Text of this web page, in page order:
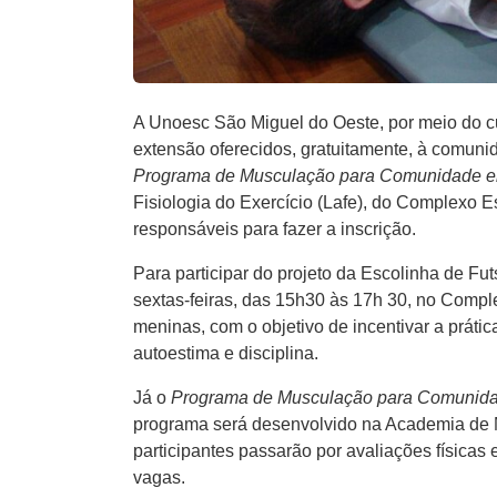
A Unoesc São Miguel do Oeste, por meio do
extensão oferecidos, gratuitamente, à
Programa de Musculação para Comunidade
Fisiologia do Exercício (Lafe), do Complexo
responsáveis para fazer a inscrição.
Para participar do projeto da Escolinha de
sextas-feiras, das 15h30 às 17h 30, no
meninas, com o objetivo de incentivar a
autoestima e disciplina.
Já o Programa de Musculação para
programa será desenvolvido na Academia
participantes passarão por avaliações físicas
vagas.